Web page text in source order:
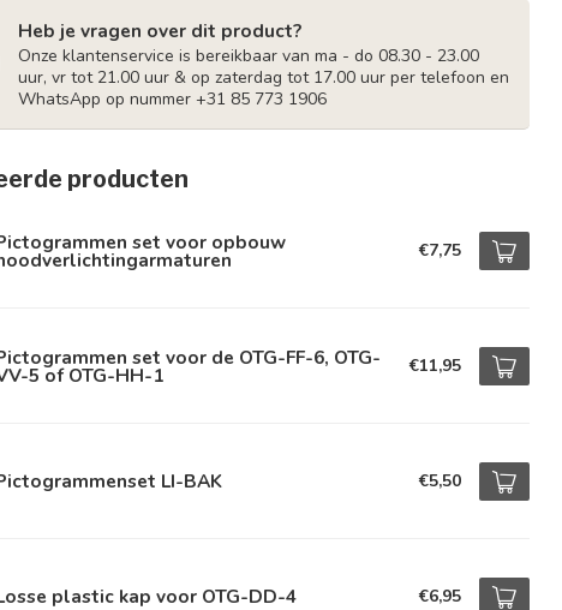
Heb je vragen over dit product?
Onze klantenservice is bereikbaar van ma - do 08.30 - 23.00
uur, vr tot 21.00 uur & op zaterdag tot 17.00 uur per telefoon en
WhatsApp op nummer +31 85 773 1906
producten
set voor opbouw €7,75
set voor de OTG-FF-6, OTG-
5 of OTG-HH-1 €11,95
LI-BAK €5,50
plastic kap voor OTG-DD-4 €6,95